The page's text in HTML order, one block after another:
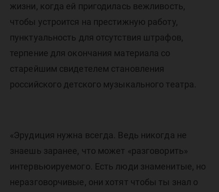
жизни, когда ей пригодилась вежливость,
чтобы устроится на престижную работу,
пунктуальность для отсутствия штрафов,
терпение для окончания материала со
старейшим свидетелем становления
российского детского музыкального театра.
«Эрудиция нужна всегда. Ведь никогда не
знаешь заранее, что может «разговорить»
интервьюируемого. Есть люди знаменитые, но
неразговорчивые, они хотят чтобы ты знал о